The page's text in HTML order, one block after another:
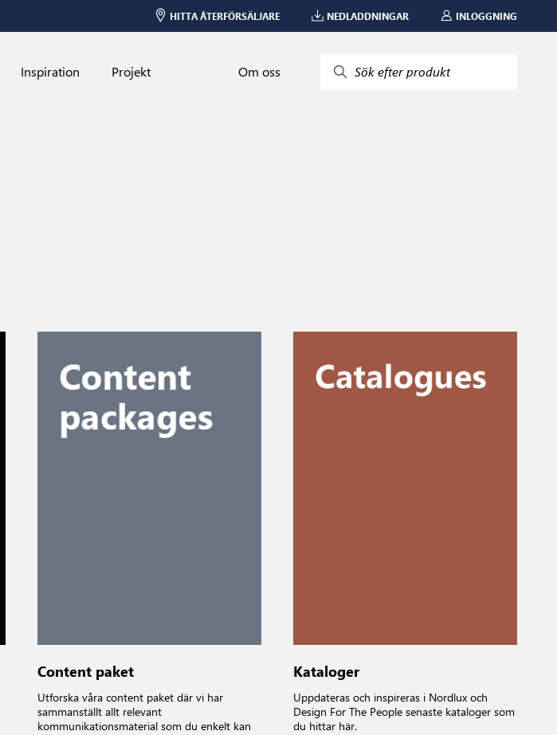
HITTA ÅTERFÖRSÄLJARE NEDLADDNINGAR INLOGGNING
Inspiration Projekt Om oss Sök efter produkt
Content paket
Utforska våra content paket där vi har
sammanställt allt relevant
kommunikationsmaterial som du enkelt kan
Kataloger
Uppdateras och inspireras i Nordlux och
Design For The People senaste kataloger som
du hittar här.